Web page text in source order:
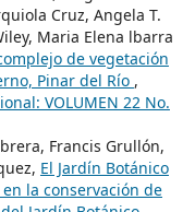
Cruz, Angela T.
Maria Elena lbarra
de vegetación
Pinar del Río ,
VOLUMEN 22 No.
Francis Grullón,
El Jardín Botánico
la conservación de